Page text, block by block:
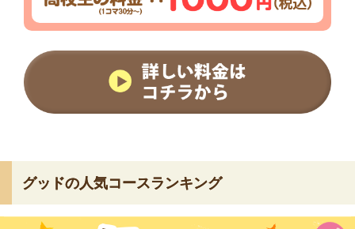
グッドの人気コースランキング